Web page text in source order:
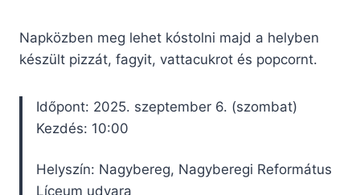
Napközben meg lehet kóstolni majd a helyben
készült pizzát, fagyit, vattacukrot és popcornt.
Időpont: 2025. szeptember 6. (szombat)
Kezdés: 10:00
Helyszín: Nagybereg, Nagyberegi Református
Líceum udvara